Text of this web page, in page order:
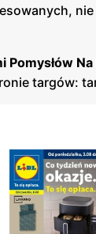
Pomysłów
targów: